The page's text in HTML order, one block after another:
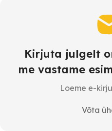
Kirjuta julgelt
me vastame
Loeme e-
Võta